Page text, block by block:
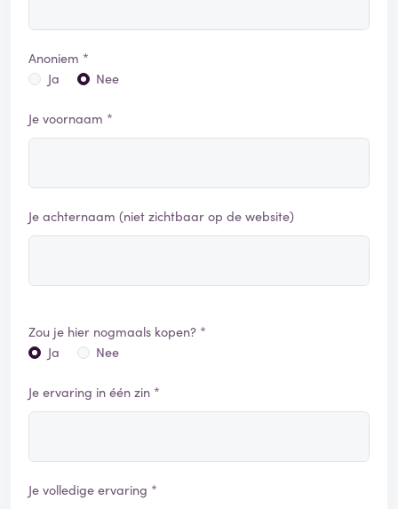
Anoniem *
Ja
Nee
Je voornaam *
Je achternaam (niet zichtbaar op de website)
Zou je hier nogmaals kopen? *
Ja
Nee
Je ervaring in één zin *
Je volledige ervaring *